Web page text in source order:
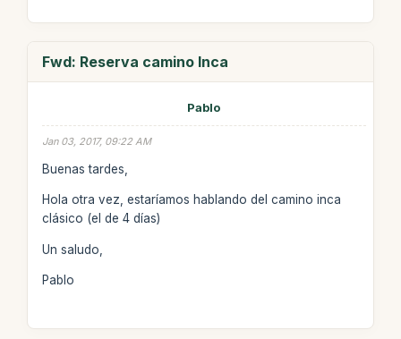
Fwd: Reserva camino Inca
Pablo
Jan 03, 2017, 09:22 AM
Buenas tardes,
Hola otra vez, estaríamos hablando del camino inca
clásico (el de 4 días)
Un saludo,
Pablo